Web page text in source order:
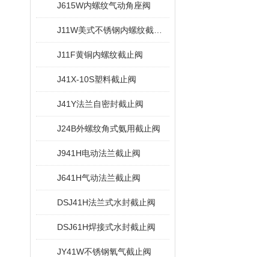
J615W内螺纹气动角座阀
J11F黄铜内螺纹截止阀
J41X-10S塑料截止阀
J41Y法兰自密封截止阀
J24B外螺纹角式氨用截止阀
J941H电动法兰截止阀
J641H气动法兰截止阀
DSJ41H法兰式水封截止阀
DSJ61H焊接式水封截止阀
JY41W不锈钢氧气截止阀